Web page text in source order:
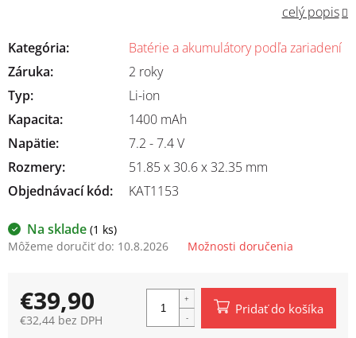
Na sklade (1 ks)
Môžeme doručiť do: 10.8.2026 Možnosti doručenia
celý popis
Kategória:
Batérie a akumulátory podľa zariadení
Záruka:
2 roky
Typ:
Li-ion
Kapacita:
1400 mAh
Napätie:
7.2 - 7.4 V
Rozmery:
51.85 x 30.6 x 32.35 mm
Objednávací kód:
KAT1153
€39,90
€32,44 bez DPH
Pridať do košíka